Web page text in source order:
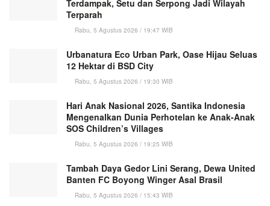
Terdampak, Setu dan Serpong Jadi Wilayah
Terparah
Rabu, 5 Agustus 2026 / 19:47 WIB
Urbanatura Eco Urban Park, Oase Hijau Seluas
12 Hektar di BSD City
Rabu, 5 Agustus 2026 / 19:30 WIB
Hari Anak Nasional 2026, Santika Indonesia
Mengenalkan Dunia Perhotelan ke Anak-Anak
SOS Children’s Villages
Rabu, 5 Agustus 2026 / 19:25 WIB
Tambah Daya Gedor Lini Serang, Dewa United
Banten FC Boyong Winger Asal Brasil
Rabu, 5 Agustus 2026 / 15:43 WIB